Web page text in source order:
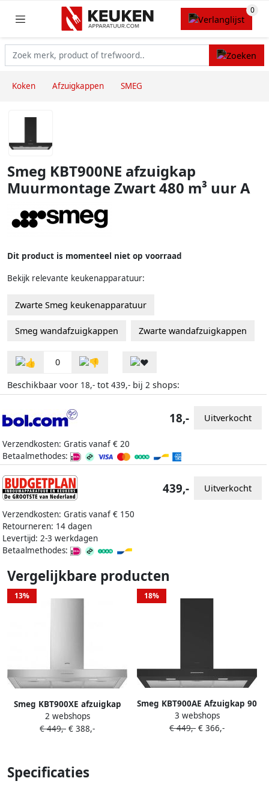
Koken Afzuigkappen SMEG
Smeg KBT900NE afzuigkap
Muurmontage Zwart 480 m³ uur A
Dit product is momenteel niet op voorraad
Bekijk relevante keukenapparatuur:
Zwarte Smeg keukenapparatuur
Smeg wandafzuigkappen Zwarte wandafzuigkappen
0
Beschikbaar voor 18,- tot 439,- bij 2 shops:
Verzendkosten: Gratis vanaf € 20
Betaalmethodes:
18,- Uitverkocht
Verzendkosten: Gratis vanaf € 150
Retourneren: 14 dagen
Levertijd: 2-3 werkdagen
Betaalmethodes:
439,- Uitverkocht
Vergelijkbare producten
13%
Smeg KBT900XE afzuigkap
Muurmontage Roestvrijstaal
713 m³ uur A
2 webshops
€ 449,- € 388,-
18%
Smeg KBT900AE Afzuigkap 90
cm Antraciet Wandschouw
Afzuigkap 820 m³ u LED
3 webshops
€ 449,- € 366,-
Specificaties